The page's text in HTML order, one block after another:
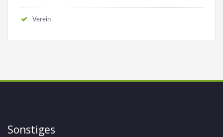
Verein
Sonstiges